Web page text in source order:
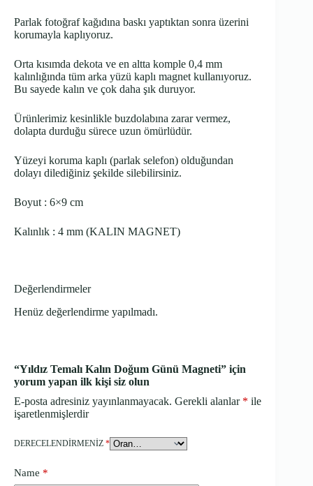
Parlak fotoğraf kağıdına baskı yaptıktan sonra üzerini
korumayla kaplıyoruz.
Orta kısımda dekota ve en altta komple 0,4 mm
kalınlığında tüm arka yüzü kaplı magnet kullanıyoruz.
Bu sayede kalın ve çok daha şık duruyor.
Ürünlerimiz kesinlikle buzdolabına zarar vermez,
dolapta durduğu sürece uzun ömürlüdür.
Yüzeyi koruma kaplı (parlak selefon) olduğundan
dolayı dilediğiniz şekilde silebilirsiniz.
Boyut : 6×9 cm
Kalınlık : 4 mm (KALIN MAGNET)
Değerlendirmeler
Henüz değerlendirme yapılmadı.
“Yıldız Temalı Kalın Doğum Günü Magneti” için
yorum yapan ilk kişi siz olun
E-posta adresiniz yayınlanmayacak. Gerekli alanlar * ile
işaretlenmişlerdir
DERECELENDIRMENIZ *
Name *